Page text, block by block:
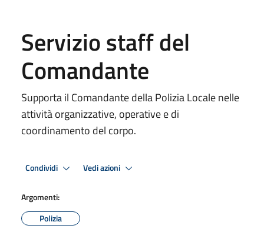
Servizio staff del
Comandante
Supporta il Comandante della Polizia Locale nelle
attività organizzative, operative e di
coordinamento del corpo.
Condividi Vedi azioni
Argomenti:
Polizia